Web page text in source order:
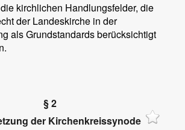
kirchlichen Handlungsfelder, die
der Landeskirche in der
als Grundstandards berücksichtigt
§ 2
der Kirchenkreissynode